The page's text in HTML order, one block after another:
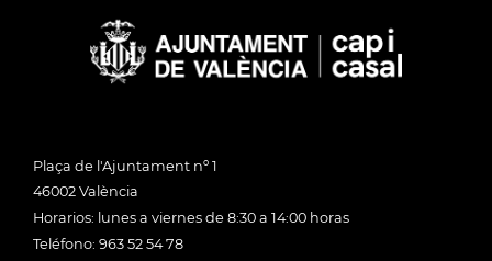
Plaça de l'Ajuntament nº 1
46002 València
Horarios: lunes a viernes de 8:30 a 14:00 horas
Teléfono: 963 52 54 78